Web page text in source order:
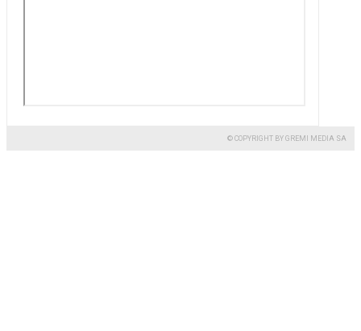
© COPYRIGHT BY GREMI MEDIA SA